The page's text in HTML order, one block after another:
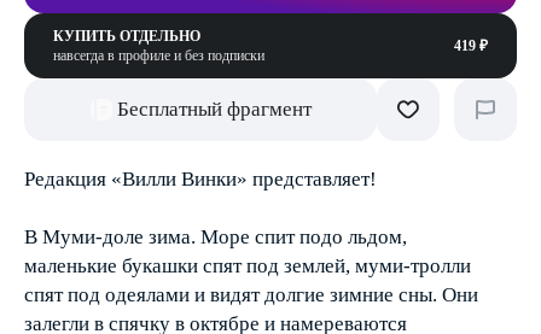
КУПИТЬ ОТДЕЛЬНО
навсегда в профиле и без подписки
419 ₽
Бесплатный фрагмент
Редакция «Вилли Винки» представляет!
В Муми-доле зима. Море спит подо льдом,
маленькие букашки спят под землей, муми-тролли
спят под одеялами и видят долгие зимние сны. Они
залегли в спячку в октябре и намереваются